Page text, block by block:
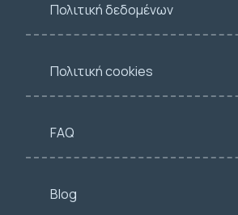
Πολιτική δεδομένων
Πολιτική cookies
FAQ
Blog